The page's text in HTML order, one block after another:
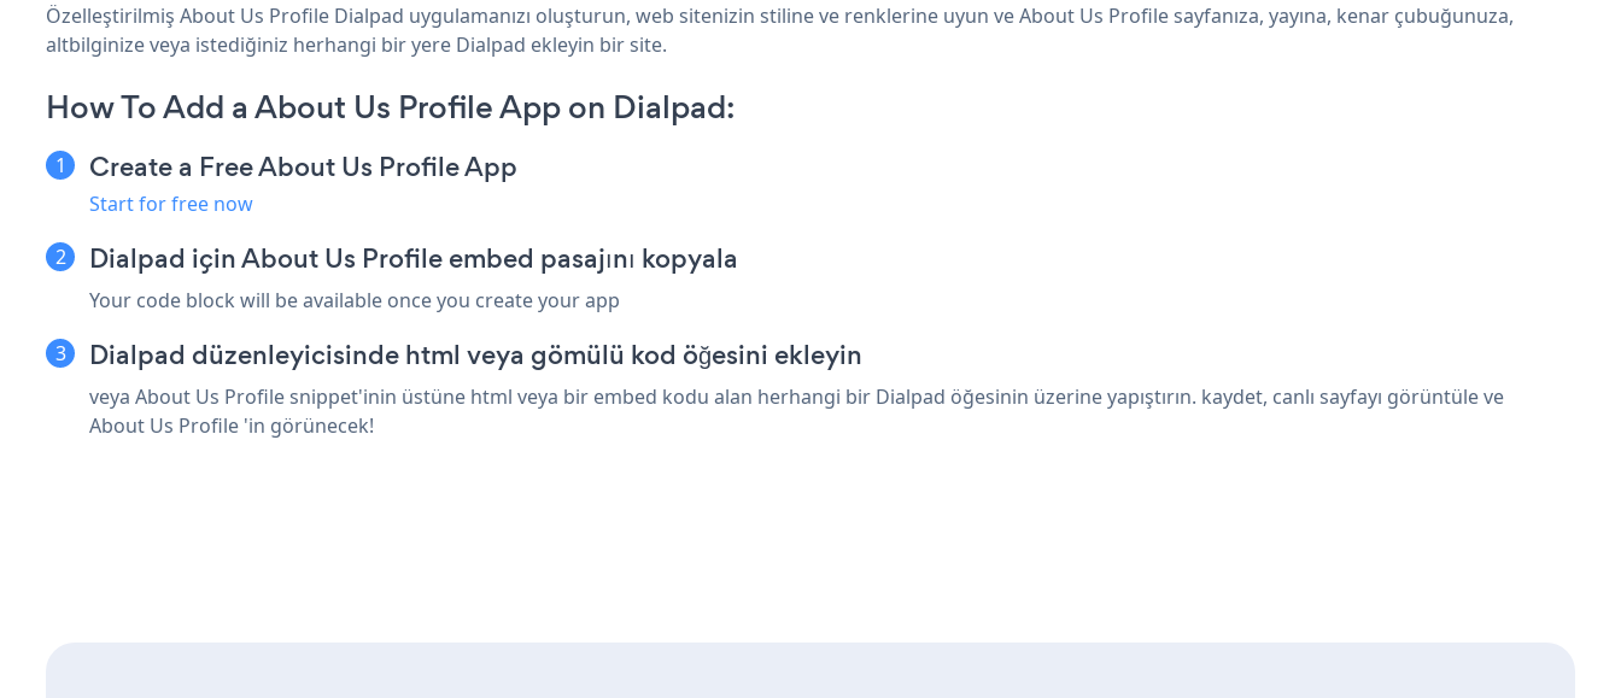
Özelleştirilmiş About Us Profile Dialpad uygulamanızı oluşturun, web sitenizin stiline ve renklerine uyun ve About Us Profile sayfanıza, yayına, kenar çubuğunuza,
altbilginize veya istediğiniz herhangi bir yere Dialpad ekleyin bir site.
How To Add a About Us Profile App on Dialpad:
Create a Free About Us Profile App
Start for free now
Dialpad için About Us Profile embed pasajını kopyala
Your code block will be available once you create your app
Dialpad düzenleyicisinde html veya gömülü kod öğesini ekleyin
veya About Us Profile snippet'inin üstüne html veya bir embed kodu alan herhangi bir Dialpad öğesinin üzerine yapıştırın. kaydet, canlı sayfayı görüntüle ve
About Us Profile 'in görünecek!